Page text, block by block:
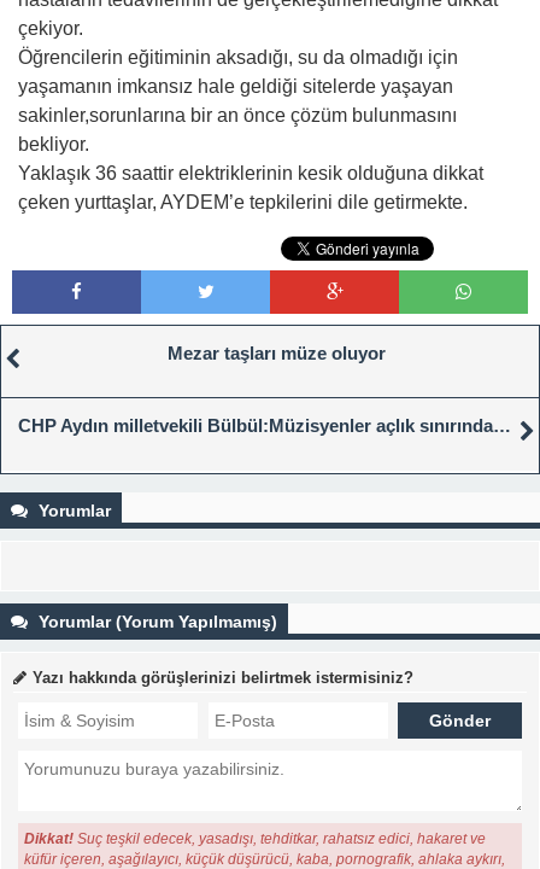
çekiyor.
Öğrencilerin eğitiminin aksadığı, su da olmadığı için
yaşamanın imkansız hale geldiği sitelerde yaşayan
sakinler,sorunlarına bir an önce çözüm bulunmasını
bekliyor.
Yaklaşık 36 saattir elektriklerinin kesik olduğuna dikkat
çeken yurttaşlar, AYDEM’e tepkilerini dile getirmekte.
Mezar taşları müze oluyor
CHP Aydın milletvekili Bülbül:Müzisyenler açlık sınırında…
Yorumlar
Yorumlar (Yorum Yapılmamış)
Yazı hakkında görüşlerinizi belirtmek istermisiniz?
Dikkat! Suç teşkil edecek, yasadışı, tehditkar, rahatsız edici, hakaret ve
küfür içeren, aşağılayıcı, küçük düşürücü, kaba, pornografik, ahlaka aykırı,